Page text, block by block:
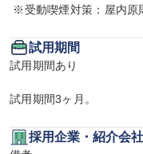
※受動喫煙対策：屋内原
試用期間
試用期間あり
試用期間3ヶ月。
採用企業・紹介会